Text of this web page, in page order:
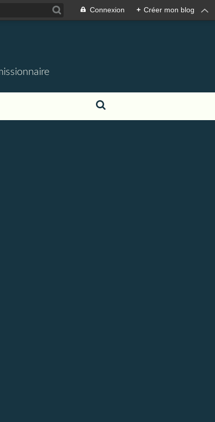
Connexion + Créer mon blog